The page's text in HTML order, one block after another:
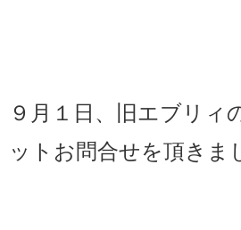
９月１日、旧エブリィ
ットお問合せを頂きま